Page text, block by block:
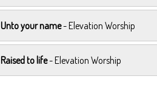
Unto your name- Elevation Worship
Raised to life- Elevation Worship